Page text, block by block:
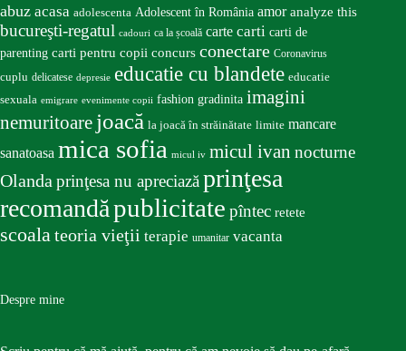
abuz acasa adolescenta Adolescent în România amor analyze this
bucureşti-regatul cadouri ca la școală carte carti carti de
parenting carti pentru copii concurs conectare Coronavirus
cuplu delicatese depresie educatie cu blandete educatie
sexuala emigrare evenimente copii fashion gradinita imagini
nemuritoare joacă la joacă în străinătate limite mancare
sanatoasa mica sofia micul iv micul ivan nocturne
Olanda prinţesa nu apreciază prinţesa
recomandăpublicitate pîntec retete
scoala teoria vieţii terapie umanitar vacanta
Despre mine